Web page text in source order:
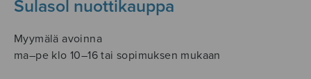
Sulasol nuottikauppa
Myymälä avoinna
ma–pe klo 10–16 tai sopimuksen mukaan